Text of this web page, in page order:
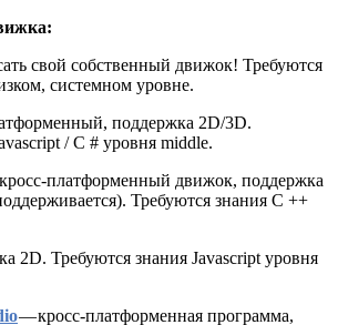
свой собственный движок! Требуются
системном уровне.
поддержка 2D/3D.
/ C # уровня middle.
платформенный движок, поддержка
Требуются знания C ++
2D. Требуются знания Javascript уровня
— кросс-платформенная программа,